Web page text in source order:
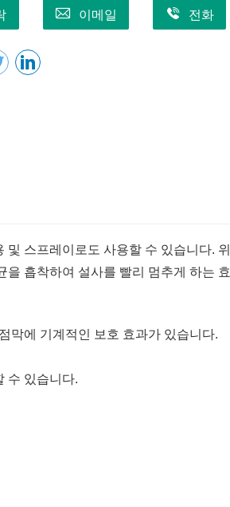
이메일 전화
스프레이로도 사용할 수 있습니다. 위
을 흡착하여 설사를 빨리 멈추게 하는 효
막에 기계적인 보호 효과가 있습니다.
수 있습니다.